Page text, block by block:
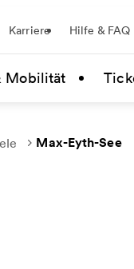
Karriere Hilfe & FAQ
Mobilität
Max-Eyth-See